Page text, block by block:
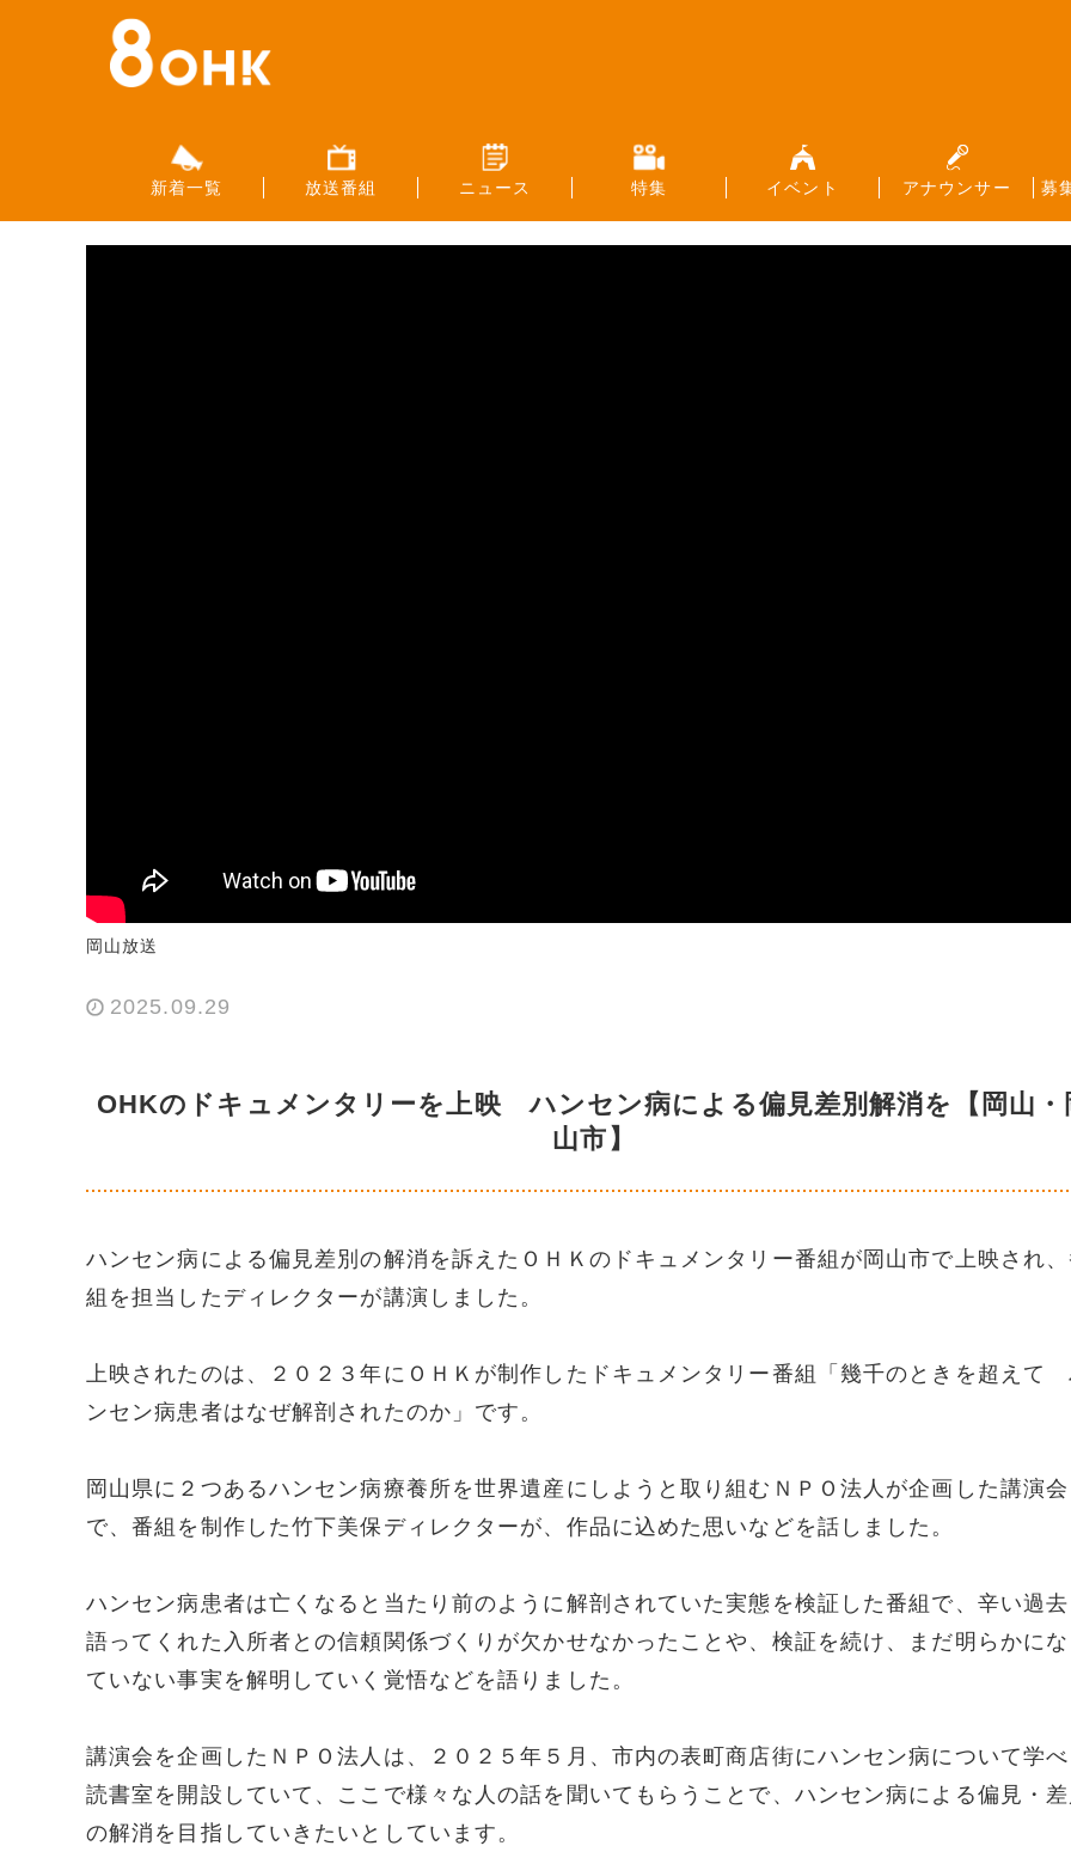
新着一覧 放送番組 ニュース 特集 イベント アナウンサー 募
岡山放送
2025.09.29
OHKのドキュメンタリーを上映 ハンセン病による偏見差別解消を【岡山・
山市】
ハンセン病による偏見差別の解消を訴えたＯＨＫのドキュメンタリー番組が岡山市で上映され
組を担当したディレクターが講演しました。
上映されたのは、２０２３年にＯＨＫが制作したドキュメンタリー番組「幾千のときを超えて
ンセン病患者はなぜ解剖されたのか」です。
岡山県に２つあるハンセン病療養所を世界遺産にしようと取り組むＮＰＯ法人が企画した講演会
で、番組を制作した竹下美保ディレクターが、作品に込めた思いなどを話しました。
ハンセン病患者は亡くなると当たり前のように解剖されていた実態を検証した番組で、辛い過
語ってくれた入所者との信頼関係づくりが欠かせなかったことや、検証を続け、まだ明らかに
ていない事実を解明していく覚悟などを語りました。
講演会を企画したＮＰＯ法人は、２０２５年５月、市内の表町商店街にハンセン病について学
読書室を開設していて、ここで様々な人の話を聞いてもらうことで、ハンセン病による偏見・
の解消を目指していきたいとしています。